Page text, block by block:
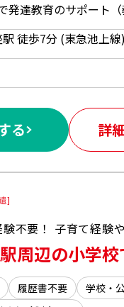
る 詳
]
周辺の小学
履歴書不要 学校・